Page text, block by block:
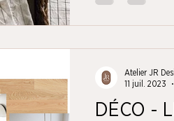
DÉCO -
Atelier JR
11 juil. 2023